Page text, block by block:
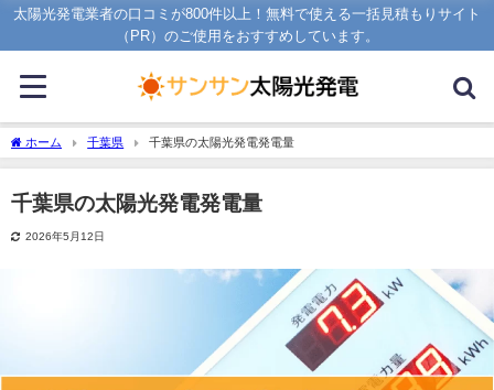
太陽光発電業者の口コミが800件以上！無料で使える一括見積もりサイト
（PR）のご使用をおすすめしています。
ホーム 千葉県 千葉県の太陽光発電発電量
千葉県の太陽光発電発電量
2026年5月12日